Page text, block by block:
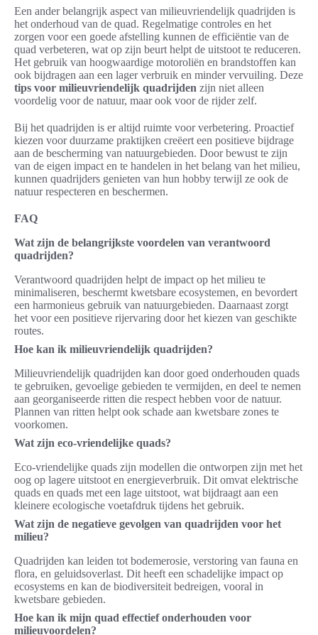
Een ander belangrijk aspect van milieuvriendelijk quadrijden is
het onderhoud van de quad. Regelmatige controles en het
zorgen voor een goede afstelling kunnen de efficiëntie van de
quad verbeteren, wat op zijn beurt helpt de uitstoot te reduceren.
Het gebruik van hoogwaardige motoroliën en brandstoffen kan
ook bijdragen aan een lager verbruik en minder vervuiling. Deze
tips voor milieuvriendelijk quadrijden zijn niet alleen
voordelig voor de natuur, maar ook voor de rijder zelf.
Bij het quadrijden is er altijd ruimte voor verbetering. Proactief
kiezen voor duurzame praktijken creëert een positieve bijdrage
aan de bescherming van natuurgebieden. Door bewust te zijn
van de eigen impact en te handelen in het belang van het milieu,
kunnen quadrijders genieten van hun hobby terwijl ze ook de
natuur respecteren en beschermen.
FAQ
Wat zijn de belangrijkste voordelen van verantwoord
quadrijden?
Verantwoord quadrijden helpt de impact op het milieu te
minimaliseren, beschermt kwetsbare ecosystemen, en bevordert
een harmonieus gebruik van natuurgebieden. Daarnaast zorgt
het voor een positieve rijervaring door het kiezen van geschikte
routes.
Hoe kan ik milieuvriendelijk quadrijden?
Milieuvriendelijk quadrijden kan door goed onderhouden quads
te gebruiken, gevoelige gebieden te vermijden, en deel te nemen
aan georganiseerde ritten die respect hebben voor de natuur.
Plannen van ritten helpt ook schade aan kwetsbare zones te
voorkomen.
Wat zijn eco-vriendelijke quads?
Eco-vriendelijke quads zijn modellen die ontworpen zijn met het
oog op lagere uitstoot en energieverbruik. Dit omvat elektrische
quads en quads met een lage uitstoot, wat bijdraagt aan een
kleinere ecologische voetafdruk tijdens het gebruik.
Wat zijn de negatieve gevolgen van quadrijden voor het
milieu?
Quadrijden kan leiden tot bodemerosie, verstoring van fauna en
flora, en geluidsoverlast. Dit heeft een schadelijke impact op
ecosystems en kan de biodiversiteit bedreigen, vooral in
kwetsbare gebieden.
Hoe kan ik mijn quad effectief onderhouden voor
milieuvoordelen?